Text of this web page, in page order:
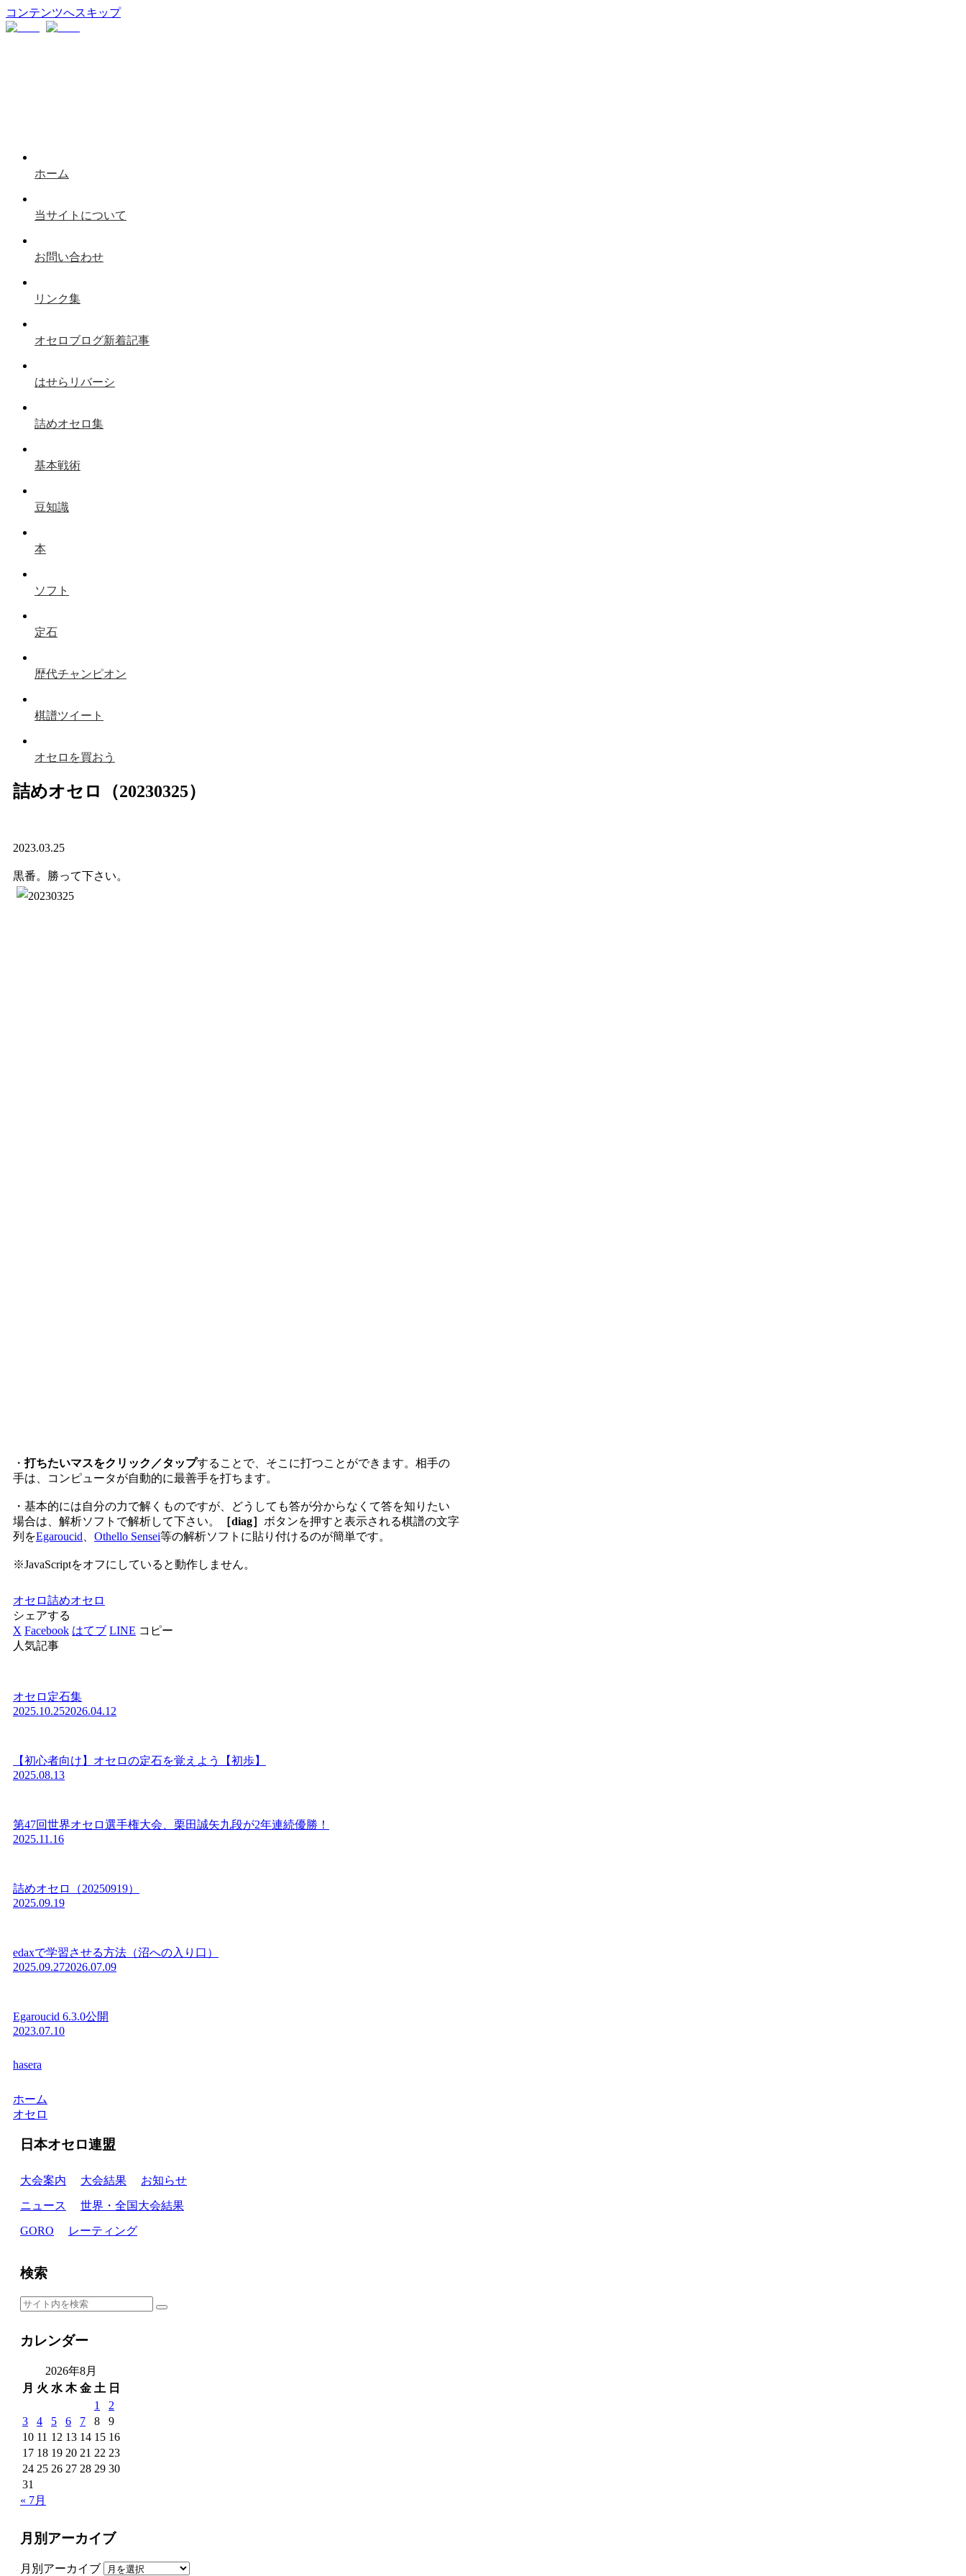
コンテンツへスキップ
ホーム
当サイトについて
お問い合わせ
リンク集
オセロブログ新着記事
はせらリバーシ
詰めオセロ集
基本戦術
豆知識
本
ソフト
定石
歴代チャンピオン
棋譜ツイート
オセロを買おう
詰めオセロ（20230325）
2023.03.25
黒番。勝って下さい。
・打ちたいマスをクリック／タップすることで、そこに打つことができます。相手の
手は、コンピュータが自動的に最善手を打ちます。
・基本的には自分の力で解くものですが、どうしても答が分からなくて答を知りたい
場合は、解析ソフトで解析して下さい。
［diag］ ボタンを押すと表示される棋譜の文字
列をEgaroucid Othello Sensei等の解析ソフトに貼り付けるのが簡単です。
※JavaScriptをオフにしていると動作しません。
オセロ詰めオセロ
シェアする
X Facebook はてブ LINE コピー
人気記事
オセロ定石集
2025.10.252026.04.12
【初心者向け】オセロの定石を覚えよう【初歩】
2025.08.13
第47回世界オセロ選手権大会、栗田誠矢九段が2年連続優勝！
2025.11.16
詰めオセロ（20250919）
2025.09.19
edaxで学習させる方法（沼への入り口）
2025.09.272026.07.09
Egaroucid 6.3.0公開
2023.07.10
hasera
ホーム
オセロ
日本オセロ連盟
大会案内 大会結果 お知らせ
ニュース 世界・全国大会結果
GORO レーティング
検索
カレンダー
2026年8月
月 火 水 木 金 土 日
1
2
3
4 5 6 7 8
9
10 11 12 13 14 15 16
17 18 19 20 21 22 23
24 25 26 27 28 29 30
31
« 7月
月別アーカイブ
月別アーカイブ